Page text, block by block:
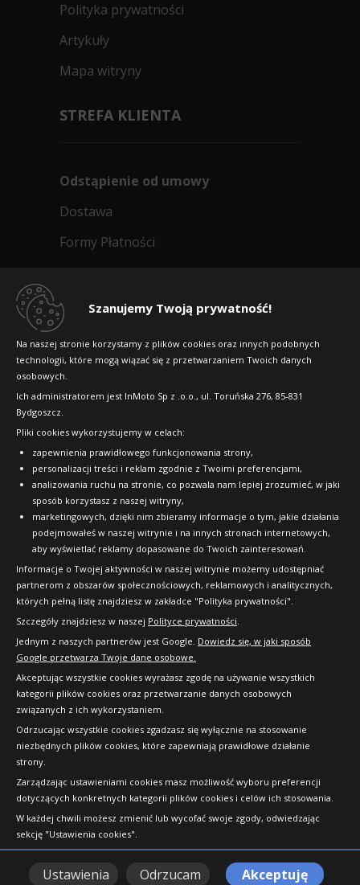
Szanujemy Twoją prywatność!
Na naszej stronie korzystamy z plików cookies oraz innych podobnych
technologii, które mogą wiązać się z przetwarzaniem Twoich danych
osobowych.
Ich administratorem jest InMoto Sp z .o.o., ul. Toruńska 276, 85-831
Bydgoszcz.
Pliki cookies wykorzystujemy w celach:
zapewnienia prawidłowego funkcjonowania strony,
personalizacji treści i reklam zgodnie z Twoimi preferencjami,
analizowania ruchu na stronie, co pozwala nam lepiej zrozumieć, w jaki
sposób korzystasz z naszej witryny,
marketingowych, dzięki nim zbieramy informacje o tym, jakie działania
podejmowałeś w naszej witrynie i na innych stronach internetowych,
aby wyświetlać reklamy dopasowane do Twoich zainteresowań.
Informacje o Twojej aktywności w naszej witrynie możemy udostępniać
partnerom z obszarów społecznościowych, reklamowych i analitycznych,
których pełną listę znajdziesz w zakładce "Polityka prywatności".
Szczegóły znajdziesz w naszej Polityce prywatności.
Jednym z naszych partnerów jest Google. Dowiedz się, w jaki sposób
Google przetwarza Twoje dane osobowe.
Akceptując wszystkie cookies wyrażasz zgodę na używanie wszystkich
kategorii plików cookies oraz przetwarzanie danych osobowych
związanych z ich wykorzystaniem.
Odrzucając wszystkie cookies zgadzasz się wyłącznie na stosowanie
niezbędnych plików cookies, które zapewniają prawidłowe działanie
strony.
Zarządzając ustawieniami cookies masz możliwość wyboru preferencji
dotyczących konkretnych kategorii plików cookies i celów ich stosowania.
W każdej chwili możesz zmienić lub wycofać swoje zgody, odwiedzając
sekcję "Ustawienia cookies".
Ustawienia Odrzucam Akceptuję
Polityka prywatności
Artykuły
Mapa witryny
STREFA KLIENTA
Odstąpienie od umowy
Dostawa
Formy Płatności
Dlaczego warto kupić w 24opony.pl
Raty
FAQ
OFICJALNY PARTNER
Copyright © 2010-2026 24opony.pl. Wszelkie
prawa zastrzeżone.